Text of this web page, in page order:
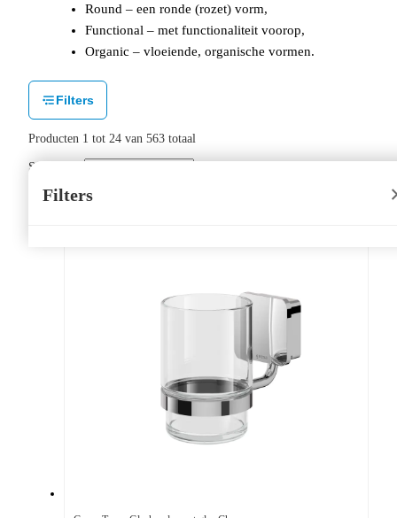
Round – een ronde (rozet) vorm,
Functional – met functionaliteit voorop,
Organic – vloeiende, organische vormen.
Filters
Filters
Producten 1 tot 24 van 563 totaal
Sorteer op: